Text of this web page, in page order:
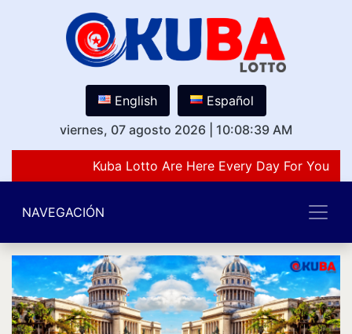
English
Español
viernes, 07 agosto 2026
10:08:39 AM
Kuba Lotto Are Here Every Day For You
NAVEGACIÓN